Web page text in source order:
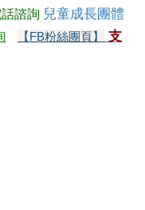
諮詢 兒童成長團體
【FB粉絲團頁】
支